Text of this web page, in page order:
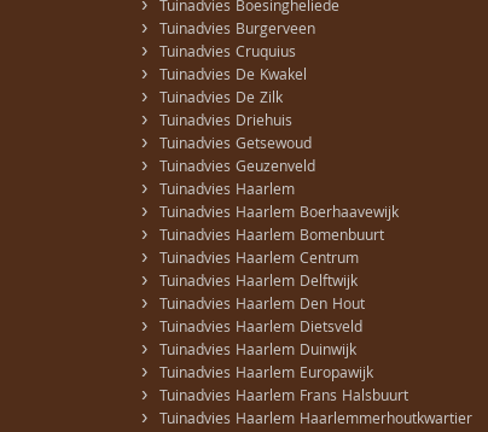
› Tuinadvies Boesingheliede
› Tuinadvies Burgerveen
› Tuinadvies Cruquius
› Tuinadvies De Kwakel
› Tuinadvies De Zilk
› Tuinadvies Driehuis
› Tuinadvies Getsewoud
› Tuinadvies Geuzenveld
› Tuinadvies Haarlem
› Tuinadvies Haarlem Boerhaavewijk
› Tuinadvies Haarlem Bomenbuurt
› Tuinadvies Haarlem Centrum
› Tuinadvies Haarlem Delftwijk
› Tuinadvies Haarlem Den Hout
› Tuinadvies Haarlem Dietsveld
› Tuinadvies Haarlem Duinwijk
› Tuinadvies Haarlem Europawijk
› Tuinadvies Haarlem Frans Halsbuurt
› Tuinadvies Haarlem Haarlemmerhoutkwartier